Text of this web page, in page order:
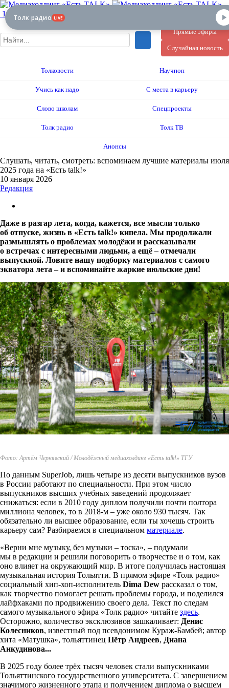
12+
Прямые эфиры
Случайная новость
Толковости Научпоп
Учись как надо С места в карьеру
Слово школам Спецпроекты
Толк радио Толк ТВ
Анонсы
Слушать, читать, смотреть: вспоминаем лучшие материалы июля
2025 года на «Есть talk!»
10 января 2026
Редакция
Даже в разгар лета, когда, кажется, все мысли только
об отпуске, жизнь в «Есть talk!» кипела. Мы продолжали
размышлять о проблемах молодёжи и рассказывали
о встречах с интересными людьми, а ещё – отмечали
выпускной. Ловите нашу подборку материалов с самого
экватора лета – и вспоминайте жаркие июльские дни!
Фото: Артём Чернявский / Молодёжный медиахолдинг «Есть talk!» ТГУ
По данным SuperJob, лишь четыре из десяти выпускников вузов
в России работают по специальности. При этом число
выпускников высших учебных заведений продолжает
снижаться: если в 2010 году диплом получили почти полтора
миллиона человек, то в 2018-м – уже около 930 тысяч. Так
обязательно ли высшее образование, если ты хочешь строить
карьеру сам? Разбираемся в специальном материале.
«Верни мне музыку, без музыки – тоска», – подумали
мы в редакции и решили поговорить о творчестве и о том, как
оно влияет на окружающий мир. В итоге получилась настоящая
музыкальная история Тольятти. В прямом эфире «Толк радио»
социальный хип-хоп-исполнитель Dima Dew рассказал о том,
как творчество помогает решать проблемы города, и поделился
лайфхаками по продвижению своего дела. Текст по следам
самого музыкального эфира «Толк радио» читайте здесь.
Осторожно, количество эксклюзивов зашкаливает: Денис
Колесников, известный под псевдонимом Кураж-Бамбей; автор
хита «Матушка», тольяттинец Пётр Андреев, Диана
Анкудинова...
В 2025 году более трёх тысяч человек стали выпускниками
Тольяттинского государственного университета. С завершением
значимого жизненного этапа и получением диплома о высшем
Толк радио LIVE